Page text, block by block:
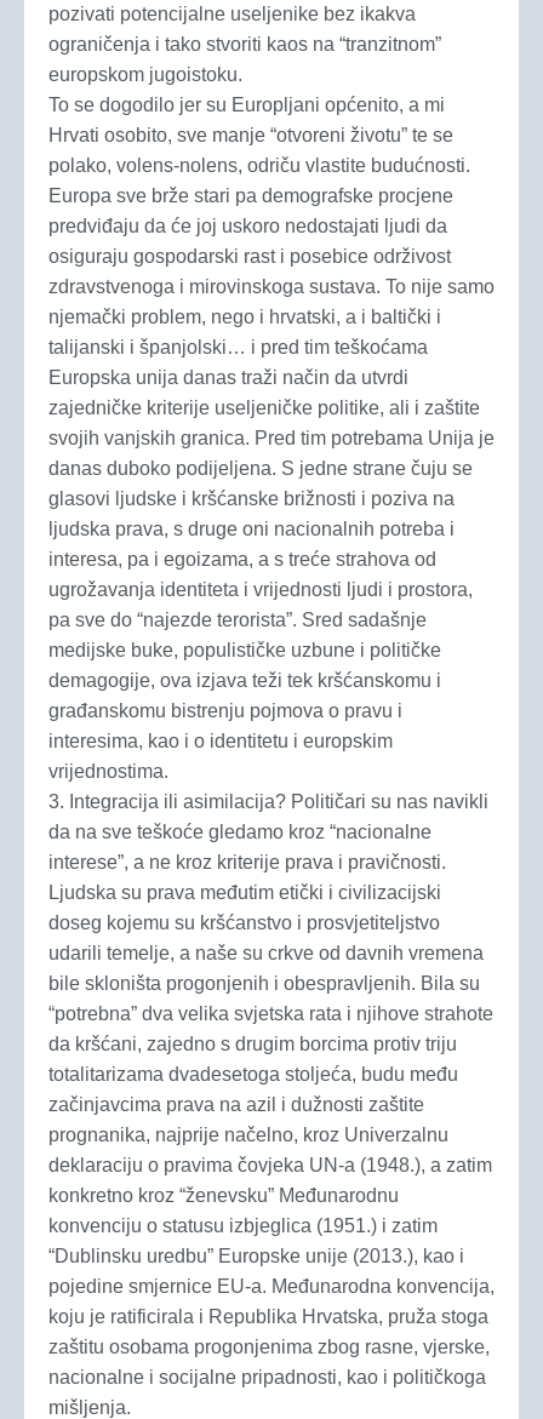
pozivati potencijalne useljenike bez ikakva
ograničenja i tako stvoriti kaos na “tranzitnom”
europskom jugoistoku.
To se dogodilo jer su Europljani općenito, a mi
Hrvati osobito, sve manje “otvoreni životu” te se
polako, volens-nolens, odriču vlastite budućnosti.
Europa sve brže stari pa demografske procjene
predviđaju da će joj uskoro nedostajati ljudi da
osiguraju gospodarski rast i posebice održivost
zdravstvenoga i mirovinskoga sustava. To nije samo
njemački problem, nego i hrvatski, a i baltički i
talijanski i španjolski… i pred tim teškoćama
Europska unija danas traži način da utvrdi
zajedničke kriterije useljeničke politike, ali i zaštite
svojih vanjskih granica. Pred tim potrebama Unija je
danas duboko podijeljena. S jedne strane čuju se
glasovi ljudske i kršćanske brižnosti i poziva na
ljudska prava, s druge oni nacionalnih potreba i
interesa, pa i egoizama, a s treće strahova od
ugrožavanja identiteta i vrijednosti ljudi i prostora,
pa sve do “najezde terorista”. Sred sadašnje
medijske buke, populističke uzbune i političke
demagogije, ova izjava teži tek kršćanskomu i
građanskomu bistrenju pojmova o pravu i
interesima, kao i o identitetu i europskim
vrijednostima.
3. Integracija ili asimilacija? Političari su nas navikli
da na sve teškoće gledamo kroz “nacionalne
interese”, a ne kroz kriterije prava i pravičnosti.
Ljudska su prava međutim etički i civilizacijski
doseg kojemu su kršćanstvo i prosvjetiteljstvo
udarili temelje, a naše su crkve od davnih vremena
bile skloništa progonjenih i obespravljenih. Bila su
“potrebna” dva velika svjetska rata i njihove strahote
da kršćani, zajedno s drugim borcima protiv triju
totalitarizama dvadesetoga stoljeća, budu među
začinjavcima prava na azil i dužnosti zaštite
prognanika, najprije načelno, kroz Univerzalnu
deklaraciju o pravima čovjeka UN-a (1948.), a zatim
konkretno kroz “ženevsku” Međunarodnu
konvenciju o statusu izbjeglica (1951.) i zatim
“Dublinsku uredbu” Europske unije (2013.), kao i
pojedine smjernice EU-a. Međunarodna konvencija,
koju je ratificirala i Republika Hrvatska, pruža stoga
zaštitu osobama progonjenima zbog rasne, vjerske,
nacionalne i socijalne pripadnosti, kao i političkoga
mišljenja.